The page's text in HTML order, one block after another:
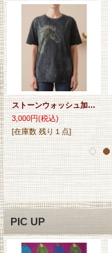
ストーンウォッシュ加工＊コットン素材＊馬＊ハンドペイント＊半袖Ｔシャツ＊Ｌ
3,000円(税込)
[在庫数 残り１点]
PIC UP